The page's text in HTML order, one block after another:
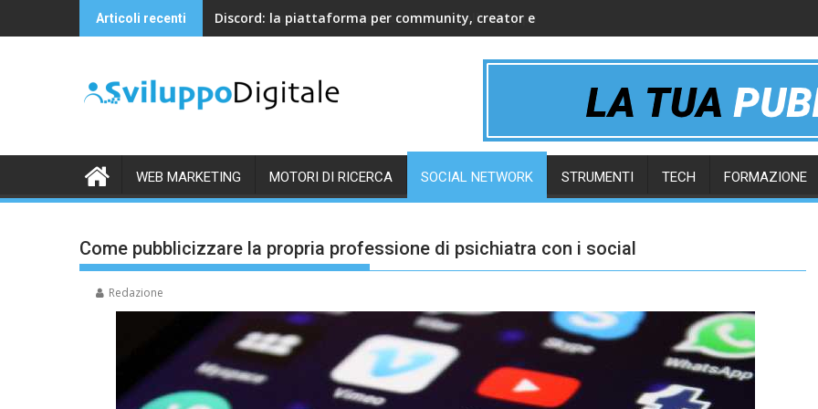
to
Articoli recenti Discord: la piattaforma per community, creator e gruppi online
WEB MARKETING MOTORI DI RICERCA SOCIAL NETWORK STRUMENTI TECH FORMAZIONE
Come pubblicizzare la propria professione di psichiatra con i social
Redazione